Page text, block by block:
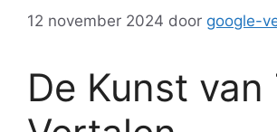
12 november 2024 door google-
De Kunst van